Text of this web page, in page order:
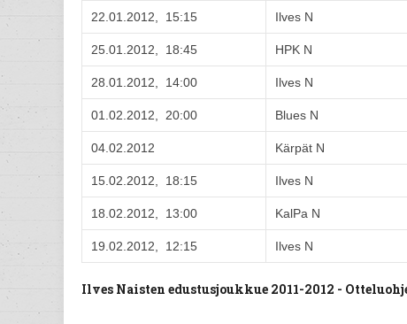
22.01.2012, 15:15 Ilves N
25.01.2012, 18:45 HPK N
28.01.2012, 14:00 Ilves N
01.02.2012, 20:00 Blues N
04.02.2012 Kärpät N
15.02.2012, 18:15 Ilves N
18.02.2012, 13:00 KalPa N
19.02.2012, 12:15 Ilves N
Ilves Naisten edustusjoukkue 2011-2012 -